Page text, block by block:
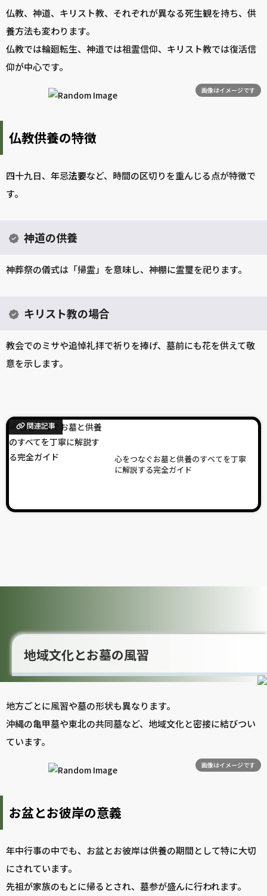
仏教、神道、キリスト教、それぞれが異なる死生観を持ち、供
養方法も変わります。
仏教では輪廻転生、神道では祖霊信仰、キリスト教では復活信
仰が中心です。
画像はイメージです
仏教供養の特徴
四十九日、年忌法要など、時間の区切りを重んじる点が特徴で
す。
神道の供養
神葬祭の儀式は「帰霊」を意味し、神棚に霊璽を祀ります。
キリスト教の場合
教会でのミサや追悼礼拝で祈りを捧げ、墓前にも花を供えて敬
意を示します。
関連記事
心をつなぐお墓と供養のすべてを丁寧
に解説する完全ガイド
地域文化とお墓の風習
地方ごとに風習や墓の形状も異なります。
沖縄の亀甲墓や東北の共同墓など、地域文化と密接に結びつい
ています。
画像はイメージです
お盆とお彼岸の意義
年中行事の中でも、お盆とお彼岸は供養の期間として特に大切
にされています。
先祖が家族のもとに帰るとされ、墓参が盛んに行われます。